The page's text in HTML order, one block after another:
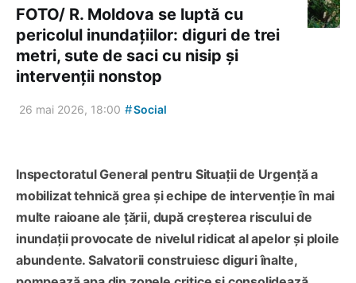
FOTO/ R. Moldova se luptă cu
pericolul inundațiilor: diguri de trei
metri, sute de saci cu nisip și
intervenții nonstop
26 mai 2026, 18:00 #Social
Inspectoratul General pentru Situații de Urgență a
mobilizat tehnică grea și echipe de intervenție în mai
multe raioane ale țării, după creșterea riscului de
inundații provocate de nivelul ridicat al apelor și ploile
abundente. Salvatorii construiesc diguri înalte,